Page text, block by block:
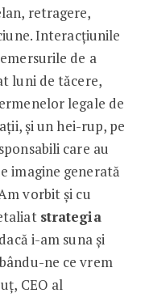
retragere,
Interacțiunile
de a
luni de tăcere,
legale de
și un hei-rup, pe
care au
imagine generată
vorbit și cu
strategia
i-am suna și
ne ce vrem
CEO al